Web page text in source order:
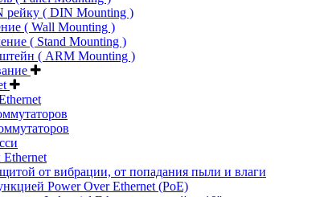
рейку ( DIN Mounting )
( Wall Mounting )
( Stand Mounting )
( ARM Mounting )
от вибрации, от попадания пыли и влаги
Power Over Ethernet (PoE)